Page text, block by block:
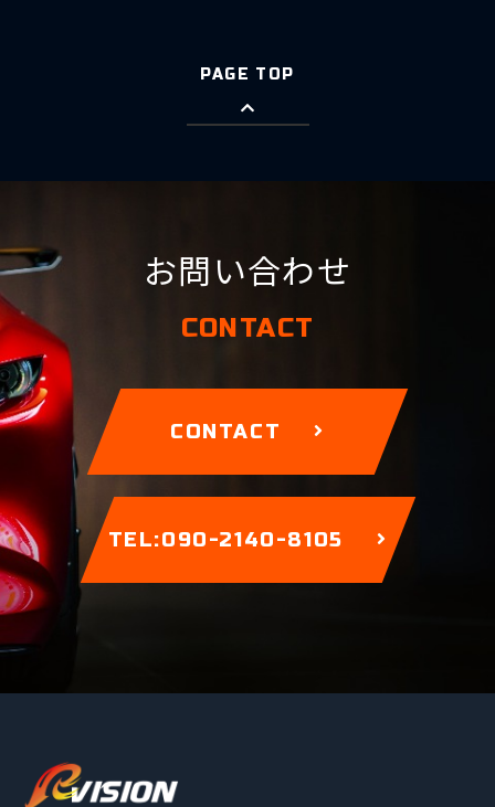
PAGE TOP
お問い合わせ
CONTACT
CONTACT
TEL:090-2140-8105